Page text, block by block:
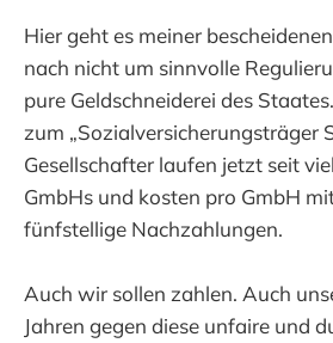
Hier geht es meiner
nach nicht um sinnvolle
pure Geldschneiderei des
zum „Sozialversicherungsträger
Gesellschafter laufen jetzt seit
GmbHs und kosten pro GmbH
fünfstellige Nachzahlungen.
Auch wir sollen zahlen. Auch
Jahren gegen diese unfaire und